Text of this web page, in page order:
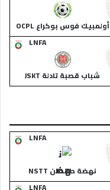
أولمبيك فوس بوكراع OCPL
LNFA
شباب قصبة تادلة JSKT
LNFA
نهضة طانطان NSTT